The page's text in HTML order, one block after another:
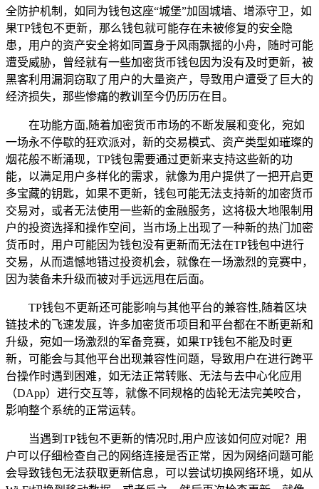
全防护机制，如同为钱包这座“城堡”加固城墙、增添守卫，如
果TP钱包不更新，那么钱包就可能存在未被修复的安全隐
患，用户的资产安全将如同置身于风雨飘摇的小舟，随时可能
遭受威胁，曾经就有一些加密货币钱包因为没有及时更新，被
黑客利用漏洞窃取了用户的大量资产，导致用户遭受了巨大的
经济损失，那些惨痛的教训至今仍历历在目。
在功能方面,随着加密货币市场的不断发展和变化，宛如
一场永不停歇的狂欢派对，新的交易模式、资产类型如璀璨的
烟花般不断涌现，TP钱包需要通过更新来支持这些新的功
能，以满足用户多样化的需求，就像为用户提供了一把开启更
多宝藏的钥匙，如果不更新，钱包可能无法支持新的加密货币
交易对，或者无法使用一些新的金融服务，这将极大地限制用
户的投资选择和操作空间，当市场上出现了一种新的热门加密
货币时，用户可能因为钱包没有更新而无法在TP钱包中进行
交易，从而遗憾地错过投资机会，就像在一场激烈的竞赛中，
因为装备未升级而被对手远远甩在后面。
TP钱包不更新还可能影响与其他平台的兼容性,随着区块
链技术的飞速发展，许多加密货币项目和平台都在不断更新和
升级，宛如一场激烈的军备竞赛，如果TP钱包不能及时更
新，可能会与其他平台出现兼容性问题，导致用户在进行跨平
台操作时遇到困难，如无法正常转账、无法与去中心化应用
（DApp）进行交互等，就像不同规格的齿轮无法完美咬合，
影响整个系统的正常运转。
当遇到TP钱包不更新的情况时,用户应该如何应对呢？用
户可以仔细检查自己的网络连接是否正常，因为网络问题可能
会导致钱包无法获取更新信息，可以尝试切换网络环境，如从